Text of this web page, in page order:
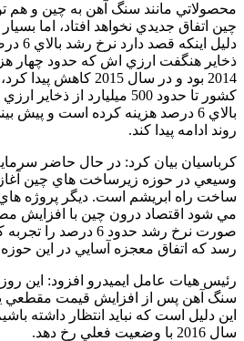
محصولاتي مانند سنگ آهن به چين و هم
چين اتفاق جديدي نخواهد افتاد، اما
دليل
ذخاير هنگفت ارزي اش که حدود چهار
2014 بود و در سال 2015
کشور تا حدود 500 ميليارد
بالاي 6 درصد هزينه کرده است و
روند ادامه پيدا کند.
کرباسيان بيان کرد: در حال حاضر
وسيعي در حوزه زيرساخت هاي چين آغاز
ساخت راه ابريشم است. ديگر پروژه
مي شود اقتصاد درون چين با افزايش
صورت نرخ رشد حدود 6
رسد که اتفاق معجزه آسايي در اين
رئيس هيات عامل ايميدرو افزود: اين
سنگ آهن پس از افزايش قيمت مقطعي
اين دليل است که نبايد انتظار داشته
سال 2016 با وضعيت فعلي رخ دهد.